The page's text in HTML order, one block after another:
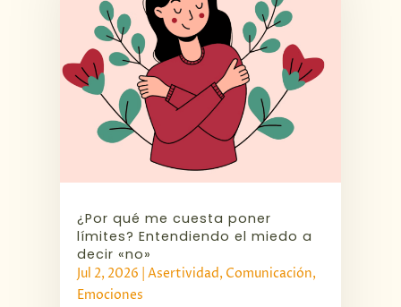
¿Por qué me cuesta poner
límites? Entendiendo el miedo a
decir «no»
Jul 2, 2026 |Asertividad, Comunicación,
Emociones